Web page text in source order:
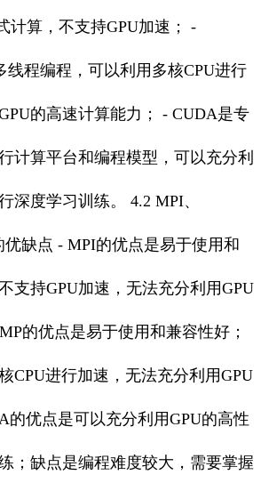
计算，不支持GPU加速； -
线程编程，可以利用多核CPU进行
的高速计算能力； - CUDA是专
计算平台和编程模型，可以充分利
深度学习训练。 4.2 MPI、
优缺点 - MPI的优点是易于使用和
支持GPU加速，无法充分利用GPU
的优点是易于使用和兼容性好；
CPU进行加速，无法充分利用GPU
的优点是可以充分利用GPU的高性
；缺点是编程难度较大，需要掌握